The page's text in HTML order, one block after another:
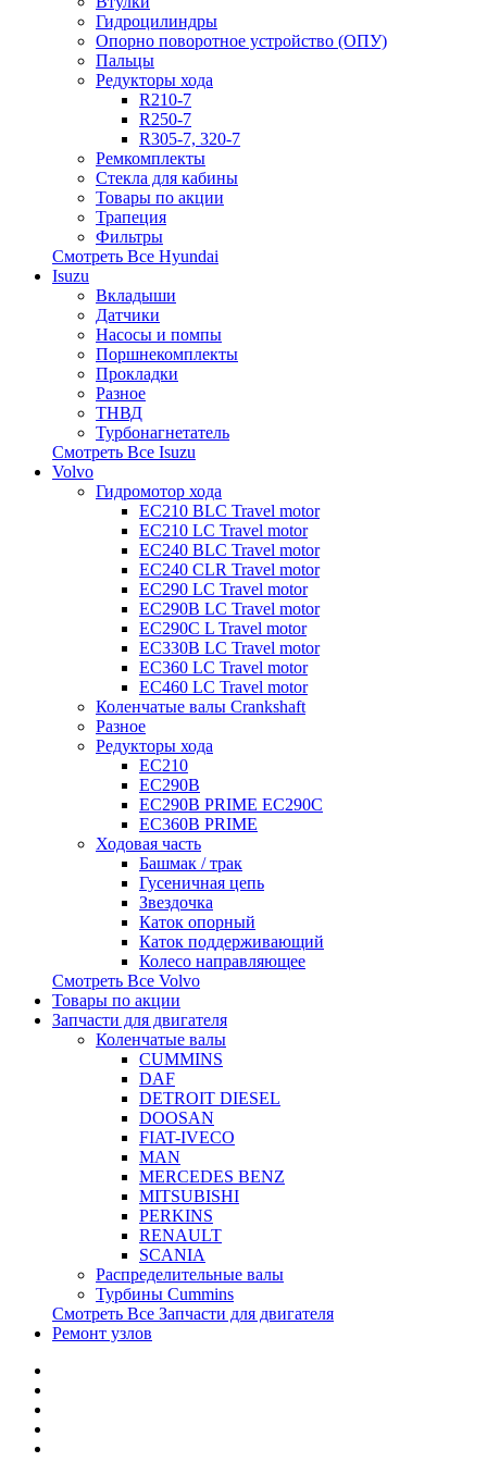
Гидроцилиндры
Опорно поворотное устройство (ОПУ)
Пальцы
Редукторы хода
R210-7
R250-7
R305-7, 320-7
Ремкомплекты
Стекла для кабины
Товары по акции
Трапеция
Фильтры
Смотреть Все Hyundai
Isuzu
Вкладыши
Датчики
Насосы и помпы
Поршнекомплекты
Прокладки
Разное
ТНВД
Турбонагнетатель
Смотреть Все Isuzu
Volvo
Гидромотор хода
EC210 BLC Travel motor
EC210 LC Travel motor
EC240 BLC Travel motor
EC240 CLR Travel motor
EC290 LC Travel motor
EC290B LC Travel motor
EC290C L Travel motor
EC330B LC Travel motor
EC360 LC Travel motor
EC460 LC Travel motor
Коленчатые валы Crankshaft
Разное
Редукторы хода
EC210
EC290B
EC290B PRIME EC290C
EC360B PRIME
Ходовая часть
Башмак / трак
Гусеничная цепь
Звездочка
Каток опорный
Каток поддерживающий
Колесо направляющее
Смотреть Все Volvo
Товары по акции
Запчасти для двигателя
Коленчатые валы
CUMMINS
DAF
DETROIT DIESEL
DOOSAN
FIAT-IVECO
MAN
MERCEDES BENZ
MITSUBISHI
PERKINS
RENAULT
SCANIA
Распределительные валы
Турбины Cummins
Смотреть Все Запчасти для двигателя
Ремонт узлов